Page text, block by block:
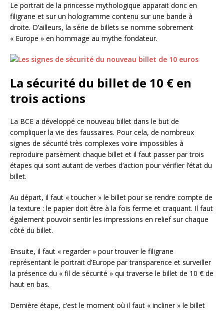
Le portrait de la princesse mythologique apparait donc en
filigrane et sur un hologramme contenu sur une bande à
droite. D’ailleurs, la série de billets se nomme sobrement
« Europe » en hommage au mythe fondateur.
La sécurité du billet de 10 € en
trois actions
La BCE a développé ce nouveau billet dans le but de
compliquer la vie des faussaires. Pour cela, de nombreux
signes de sécurité très complexes voire impossibles à
reproduire parsèment chaque billet et il faut passer par trois
étapes qui sont autant de verbes d’action pour vérifier l’état du
billet.
Au départ, il faut « toucher » le billet pour se rendre compte de
la texture : le papier doit être à la fois ferme et craquant. Il faut
également pouvoir sentir les impressions en relief sur chaque
côté du billet.
Ensuite, il faut « regarder » pour trouver le filigrane
représentant le portrait d’Europe par transparence et surveiller
la présence du « fil de sécurité » qui traverse le billet de 10 € de
haut en bas.
Dernière étape, c’est le moment où il faut « incliner » le billet